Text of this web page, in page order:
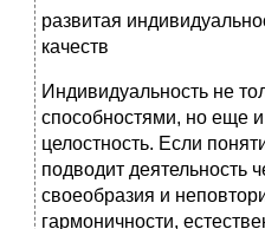
развитая
качеств
Индивидуальность не
способностями, но еще
целостность. Если
подводит деятельность
своеобразия и
гармоничности,